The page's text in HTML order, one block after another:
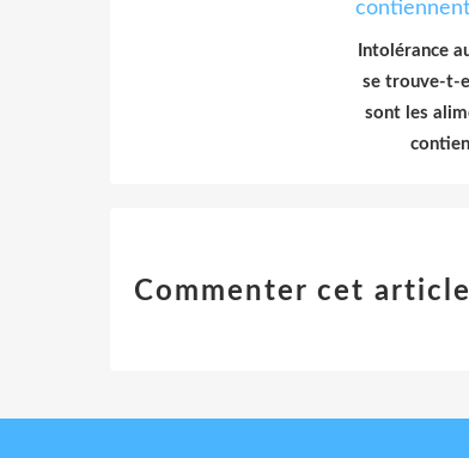
Intolérance
se trouve-t-
sont les
Commenter cet article